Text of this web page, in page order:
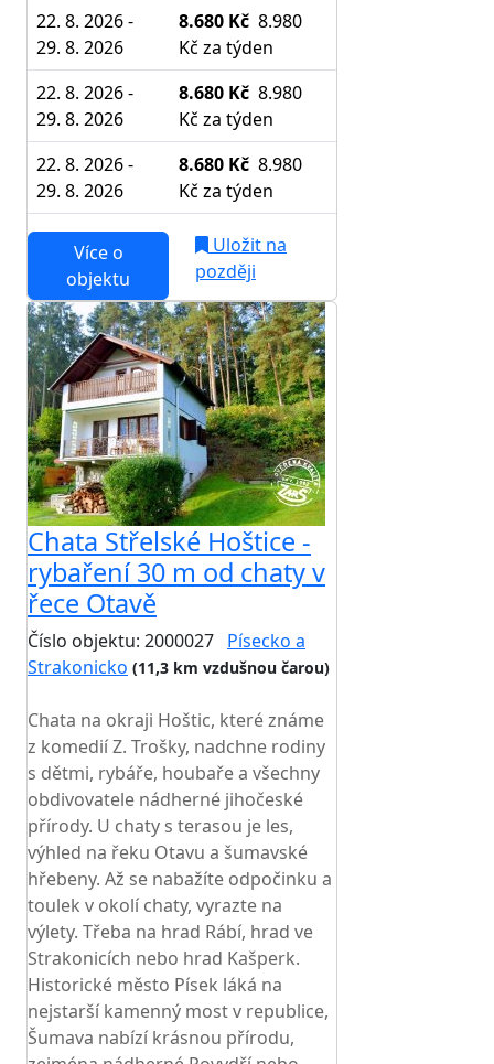
22. 8. 2026 -
29. 8. 2026
8.680 Kč 8.980
Kč za týden
22. 8. 2026 -
29. 8. 2026
8.680 Kč 8.980
Kč za týden
22. 8. 2026 -
29. 8. 2026
8.680 Kč 8.980
Kč za týden
Více o
objektu
Uložit na
později
Chata Střelské Hoštice -
rybaření 30 m od chaty v
řece Otavě
Číslo objektu: 2000027 Písecko a
Strakonicko (11,3 km vzdušnou čarou)
Chata na okraji Hoštic, které známe
z komedií Z. Trošky, nadchne rodiny
s dětmi, rybáře, houbaře a všechny
obdivovatele nádherné jihočeské
přírody. U chaty s terasou je les,
výhled na řeku Otavu a šumavské
hřebeny. Až se nabažíte odpočinku a
toulek v okolí chaty, vyrazte na
výlety. Třeba na hrad Rábí, hrad ve
Strakonicích nebo hrad Kašperk.
Historické město Písek láká na
nejstarší kamenný most v republice,
Šumava nabízí krásnou přírodu,